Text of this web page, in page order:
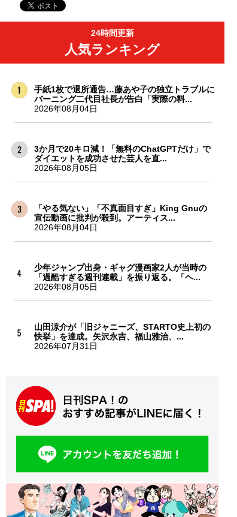
24時間更新
人気ランキング
手紙1枚で退所通告…藤あや子の独立トラブルに
バーニング二代目社長が告白「実際の料...
2026年08月04日
3か月で20キロ減！「無料のChatGPTだけ」で
ダイエットを成功させた芸人を直...
2026年08月05日
「やる気ない」「不真面目すぎ」King Gnuの
宣伝動画に批判が殺到。アーティス...
2026年08月04日
少年ジャンプ出身・ギャグ漫画家2人が当時の
「過酷すぎる週刊連載」を振り返る。「ヘ...
2026年08月05日
山田涼介が「旧ジャニーズ、STARTO史上初の
快挙」を達成。矢沢永吉、福山雅治、...
2026年07月31日